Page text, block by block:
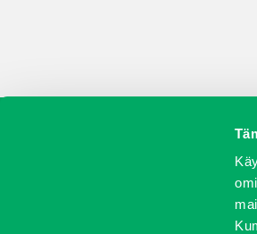
Vaihtokoneet